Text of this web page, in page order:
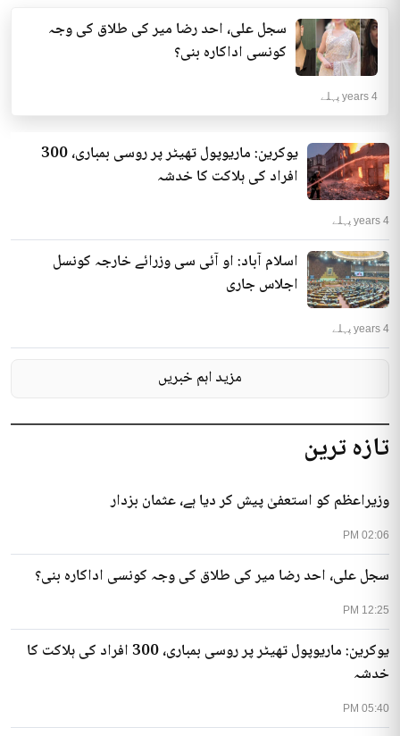
تازہ ترین
02:06 PM
وزیراعظم کو استعفیٰ پیش کر دیا ہے، عثمان بزدار
12:25 PM
سجل علی، احد رضا میر کی طلاق کی وجہ کونسی اداکارہ بنی؟
05:40 PM
یوکرین: ماریوپول تھیٹر پر روسی بمباری، 300 افراد کی ہلاکت کا
خدشہ
کا خدشہ ظاہر کیا اور کہا کہ کم...
انٹرنیشنل | 4 years پہلے
سجل علی، احد رضا میر کی طلاق کی وجہ
کونسی اداکارہ بنی؟
4 years پہلے
یوکرین: ماریوپول تھیٹر پر روسی بمباری، 300
افراد کی ہلاکت کا خدشہ
4 years پہلے
اسلام آباد: او آئی سی وزرائے خارجہ کونسل
اجلاس جاری
4 years پہلے
مزید اہم خبریں